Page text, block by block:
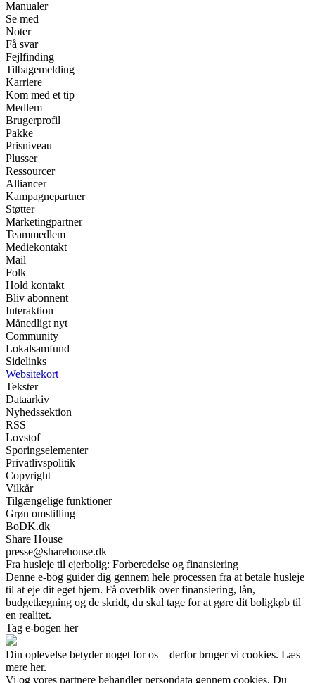
Manualer
Se med
Noter
Få svar
Fejlfinding
Tilbagemelding
Karriere
Kom med et tip
Medlem
Brugerprofil
Pakke
Prisniveau
Plusser
Ressourcer
Alliancer
Kampagnepartner
Støtter
Marketingpartner
Teammedlem
Mediekontakt
Mail
Folk
Hold kontakt
Bliv abonnent
Interaktion
Månedligt nyt
Community
Lokalsamfund
Sidelinks
Websitekort
Tekster
Dataarkiv
Nyhedssektion
RSS
Lovstof
Sporingselementer
Privatlivspolitik
Copyright
Vilkår
Tilgængelige funktioner
Grøn omstilling
BoDK.dk
Share House
presse@sharehouse.dk
Fra husleje til ejerbolig: Forberedelse og finansiering
Denne e-bog guider dig gennem hele processen fra at betale husleje
til at eje dit eget hjem. Få overblik over finansiering, lån,
budgetlægning og de skridt, du skal tage for at gøre dit boligkøb til
en realitet.
Tag e-bogen her
Din oplevelse betyder noget for os – derfor bruger vi cookies. Læs
mere her.
Vi og vores partnere behandler persondata gennem cookies. Du